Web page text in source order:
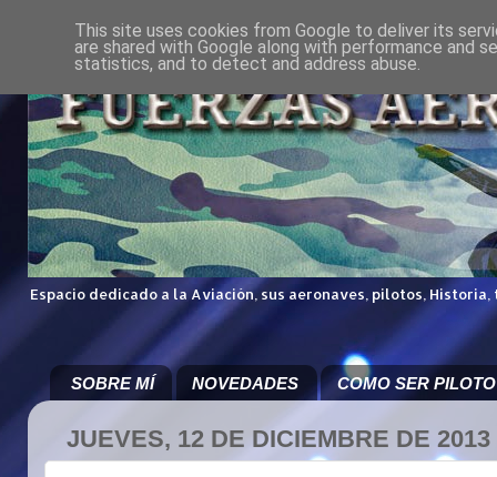
Espacio dedicado a la Aviación, sus aeronaves, pilotos,
SOBRE MÍ NOVEDADES COMO SER PILOTO
JUEVES, 12 DE DICIEMBRE DE 2013
This site uses cookies from Google to deliver its
are shared with Google along with performance and
statistics, and to detect and address abuse.